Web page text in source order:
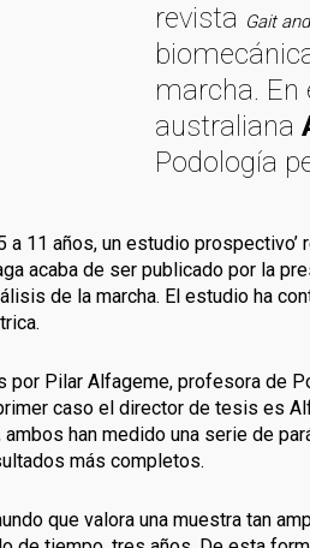
revista Gait
marcha. En
australiana
Podología
11 años, un estudio
acaba de ser publicado por la
de la marcha. El estudio ha
Pilar Alfageme, profesora de
caso el director de tesis es
han medido una serie de
más completos.
que valora una muestra tan